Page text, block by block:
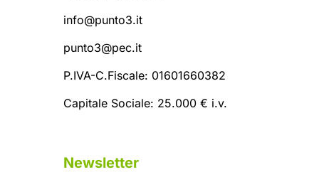
info@punto3.it
punto3@pec.it
P.IVA-C.Fiscale: 01601660382
Capitale Sociale: 25.000 € i.v.
Newsletter